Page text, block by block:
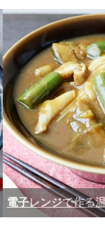
電子レンジで作る